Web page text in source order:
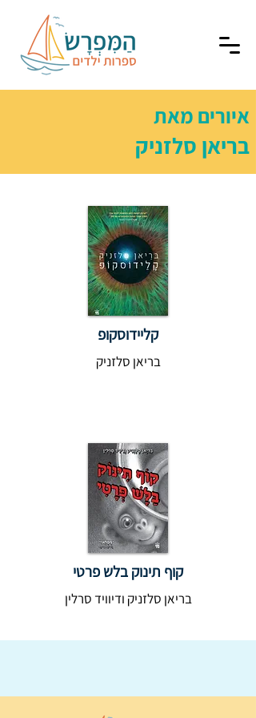
איורים מאת
בריאן סלזניק
קליידוסקופ
בריאן סלזניק
קוף תינוק בלש פרטי
בריאן סלזניק ודיוויד סרלין